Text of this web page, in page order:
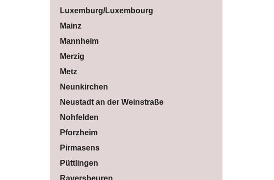
Luxemburg/Luxembourg
Mainz
Mannheim
Merzig
Metz
Neunkirchen
Neustadt an der Weinstraße
Nohfelden
Pforzheim
Pirmasens
Püttlingen
Raversbeuren